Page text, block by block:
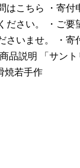
はこちら ・寄
ださい。 ・ご
さいませ。 ・
品説明 「サン
焼若手作